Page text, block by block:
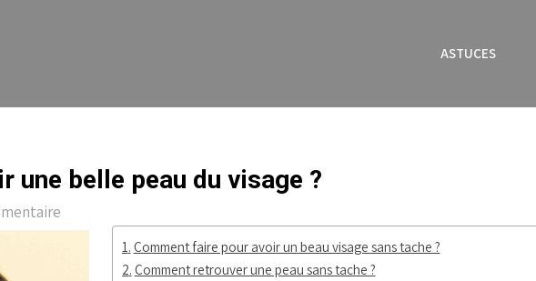
ASTUCES
une belle peau du visage ?
Comment faire pour avoir un beau visage sans tache ?
Comment retrouver une peau sans tache ?